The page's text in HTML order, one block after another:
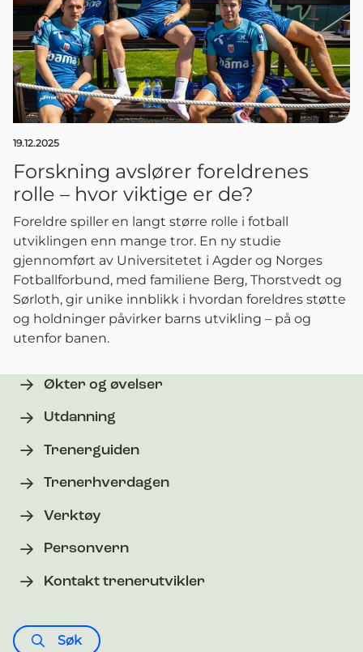
19.12.2025
Forskning avslører foreldrenes
rolle – hvor viktige er de?
Foreldre spiller en langt større rolle i fotball
utviklingen enn mange tror. En ny studie
gjennomført av Universitetet i Agder og Norges
Fotballforbund, med familiene Berg, Thorstvedt og
Sørloth, gir unike innblikk i hvordan foreldres støtte
og holdninger påvirker barns utvikling – på og
utenfor banen.
Økter og øvelser
Utdanning
Trenerguiden
Trenerhverdagen
Verktøy
Personvern
Kontakt trenerutvikler
Søk